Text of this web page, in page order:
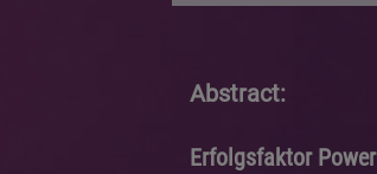
Abstract:
Erfolgsfaktor